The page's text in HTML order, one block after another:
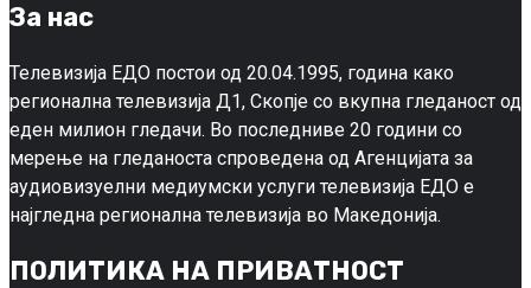
За нас
Телевизија ЕДО постои од 20.04.1995, година како
регионална телевизија Д1, Скопје со вкупна гледаност од
еден милион гледачи. Во последниве 20 години со
мерење на гледаноста спроведена од Агенцијата за
аудиовизуелни медиумски услуги телевизија ЕДО е
најгледна регионална телевизија во Македонија.
ПОЛИТИКА НА ПРИВАТНОСТ